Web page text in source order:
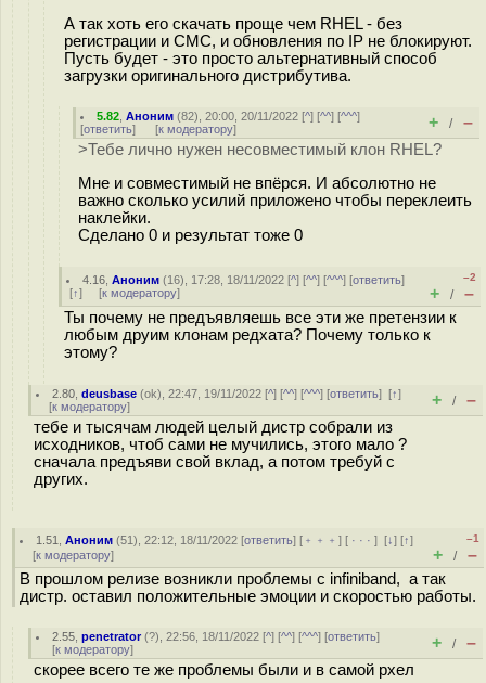
А так хоть его скачать проще чем RHEL - без
регистрации и СМС, и обновления по IP не блокируют.
Пусть будет - это просто альтернативный способ
загрузки оригинального дистрибутива.
5.82 ,Аноним (82), 20:00, 20/11/2022 [^] [^^] [^^^]
[ответить] [к модератору] + / –
>Тебе лично нужен несовместимый клон RHEL?
Мне и совместимый не впёрся. И абсолютно не
важно сколько усилий приложено чтобы переклеить
наклейки.
Сделано 0 и результат тоже 0
4.16 ,Аноним (16), 17:28, 18/11/2022 [^] [^^] [^^^] [ответить]
[↑] [к модератору]
–2
+ / –
Ты почему не предъявляешь все эти же претензии к
любым друим клонам редхата? Почему только к
этому?
2.80 ,deusbase (ok), 22:47, 19/11/2022 [^] [^^] [^^^] [ответить][↑]
[к модератору] + / –
тебе и тысячам людей целый дистр собрали из
исходников, чтоб сами не мучились, этого мало ?
сначала предъяви свой вклад, а потом требуй с
других.
1.51 ,Аноним (51), 22:12, 18/11/2022 [ответить] [ ﹢﹢﹢] [ · · ·][↓] [↑]
[к модератору]
–1
+ / –
В прошлом релизе возникли проблемы с infiniband, а так
дистр. оставил положительные эмоции и скоростью работы.
2.55 ,penetrator(?), 22:56, 18/11/2022 [^] [^^] [^^^] [ответить]
[к модератору] + / –
скорее всего те же проблемы были и в самой рхел